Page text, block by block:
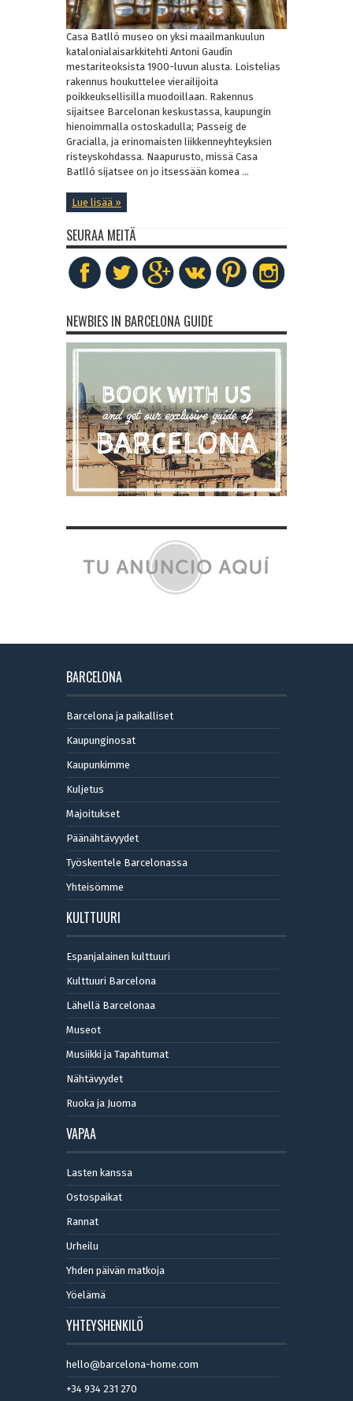
Casa Batlló museo on yksi maailmankuulun
katalonialaisarkkitehti Antoni Gaudín
mestariteoksista 1900-luvun alusta. Loistelias
rakennus houkuttelee vierailijoita
poikkeuksellisilla muodoillaan. Rakennus
sijaitsee Barcelonan keskustassa, kaupungin
hienoimmalla ostoskadulla; Passeig de
Gracialla, ja erinomaisten liikkenneyhteyksien
risteyskohdassa. Naapurusto, missä Casa
Batlló sijatsee on jo itsessään komea ...
Lue lisää »
SEURAA MEITÄ
NEWBIES IN BARCELONA GUIDE
BARCELONA
Barcelona ja paikalliset
Kaupunginosat
Kaupunkimme
Kuljetus
Majoitukset
Päänähtävyydet
Työskentele Barcelonassa
Yhteisömme
KULTTUURI
Espanjalainen kulttuuri
Kulttuuri Barcelona
Lähellä Barcelonaa
Museot
Musiikki ja Tapahtumat
Nähtävyydet
Ruoka ja Juoma
VAPAA
Lasten kanssa
Ostospaikat
Rannat
Urheilu
Yhden päivän matkoja
Yöelämä
YHTEYSHENKILÖ
hello@barcelona-home.com
+34 934 231 270